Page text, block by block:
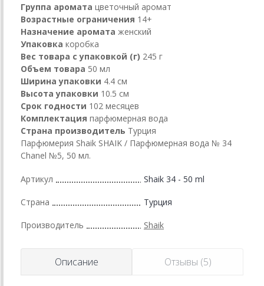
Группа аромата цветочный аромат
Возрастные ограничения 14+
Назначение аромата женский
Упаковка коробка
Вес товара с упаковкой (г) 245 г
Объем товара 50 мл
Ширина упаковки 4.4 см
Высота упаковки 10.5 см
Срок годности 102 месяцев
Комплектация парфюмерная вода
Страна производитель Турция
Парфюмерия Shaik SHAIK / Парфюмерная вода № 34
Chanel №5, 50 мл.
Артикул Shaik 34 - 50 ml
Страна Турция
Производитель Shaik
Описание Отзывы (5)